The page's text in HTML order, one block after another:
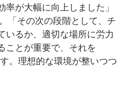
率が大幅に向上しました」
「その次の段階として、チ
いるか、適切な場所に労力
ことが重要で、それを
。理想的な環境が整いつつ